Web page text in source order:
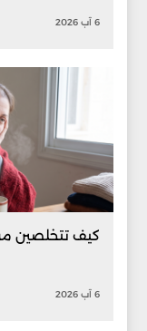
6 آب 2026
كيف تتخلصين
6 آب 2026